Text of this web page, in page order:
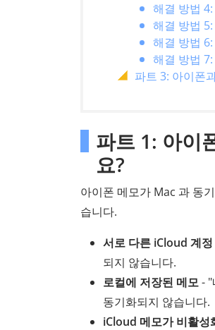
해결 방법
해결 방법
해결 방법
해결 방법
파트 3: 아이폰
파트 1: 아이
요?
아이폰 메모가 Mac 과 동
습니다.
서로 다른 iCloud 계
되지 않습니다.
로컬에 저장된 메모-
동기화되지 않습니다.
iCloud 메모가 비활성